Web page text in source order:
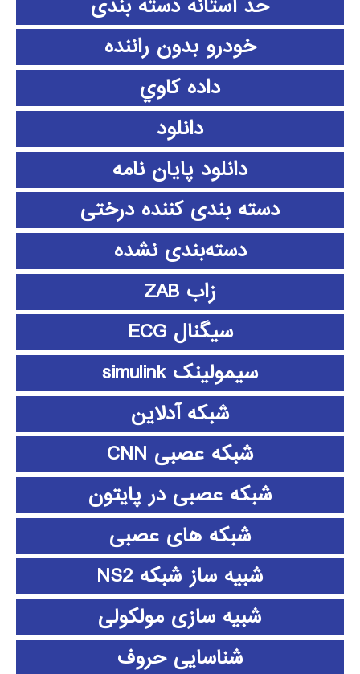
حد آستانه دسته بندی
خودرو بدون راننده
داده كاوي
دانلود
دانلود پايان نامه
دسته بندی کننده درختی
دسته‌بندی نشده
زاب ZAB
سیگنال ECG
سیمولینک simulink
شبکه آدلاین
شبکه عصبی CNN
شبکه عصبی در پایتون
شبکه های عصبی
شبیه ساز شبکه NS2
شبیه سازی مولکولی
شناسایی حروف